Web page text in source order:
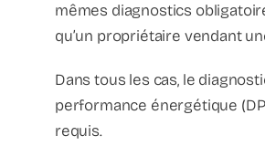
mêmes diagnostics
qu’un propriétaire vendant
Dans tous les cas, le
performance énergétique
requis.